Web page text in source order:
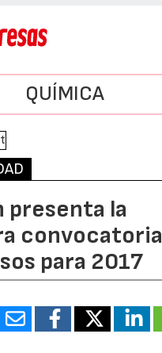
QUÍMICA
presenta la
convocatoria
para 2017